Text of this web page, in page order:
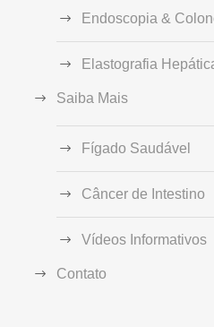
Endoscopia &
Elastografia
Saiba Mais
Fígado Saudável
Câncer de Intestino
Vídeos Informativos
Contato